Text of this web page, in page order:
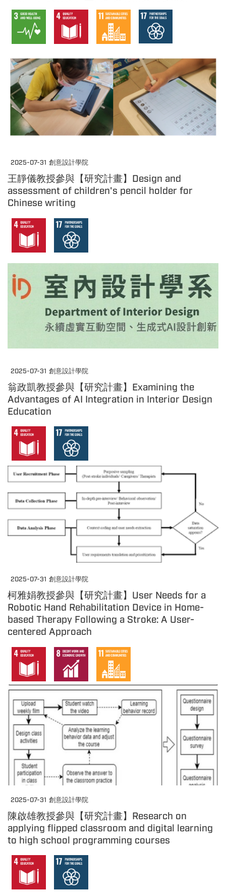
2025-07-31 創意設計學院
王靜儀教授參與【研究計畫】Design and
assessment of children's pencil holder for
Chinese writing
2025-07-31 創意設計學院
翁政凱教授參與【研究計畫】Examining the
Advantages of AI Integration in Interior Design
Education
2025-07-31 創意設計學院
柯雅娟教授參與【研究計畫】User Needs for a
Robotic Hand Rehabilitation Device in Home-
based Therapy Following a Stroke: A User-
centered Approach
2025-07-31 創意設計學院
陳啟雄教授參與【研究計畫】Research on
applying flipped classroom and digital learning
to high school programming courses